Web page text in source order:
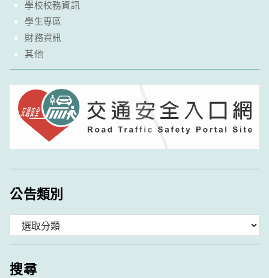
學校校務資訊
學生專區
財務資訊
其他
公告類別
類
搜尋